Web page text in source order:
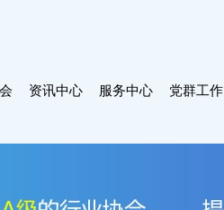
资讯中心 服务中心 党群工作